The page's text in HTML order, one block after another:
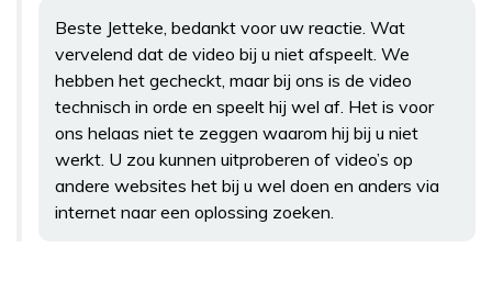
Beste Jetteke, bedankt voor uw reactie. Wat
vervelend dat de video bij u niet afspeelt. We
hebben het gecheckt, maar bij ons is de video
technisch in orde en speelt hij wel af. Het is voor
ons helaas niet te zeggen waarom hij bij u niet
werkt. U zou kunnen uitproberen of video’s op
andere websites het bij u wel doen en anders via
internet naar een oplossing zoeken.